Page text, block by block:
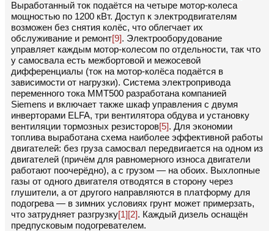
Выработанный ток подаётся на четыре мотор-колеса
мощностью по 1200 кВт. Доступ к электродвигателям
возможен без снятия колёс, что облегчает их
обслуживание и ремонт[9]. Электрооборудование
управляет каждым мотор-колесом по отдельности, так что
у самосвала есть межбортовой и межосевой
дифференциалы (ток на мотор-колёса подаётся в
зависимости от нагрузки). Система электропривода
переменного тока ММТ500 разработана компанией
Siemens и включает также шкаф управления с двумя
инверторами ELFA, три вентилятора обдува и установку
вентиляции тормозных резисторов[5]. Для экономии
топлива выработана схема наиболее эффективной работы
двигателей: без груза самосвал передвигается на одном из
двигателей (причём для равномерного износа двигатели
работают поочерёдно), а с грузом — на обоих. Выхлопные
газы от одного двигателя отводятся в сторону через
глушители, а от другого направляются в платформу для
подогрева — в зимних условиях грунт может примерзать,
что затрудняет разгрузку[1] [2]. Каждый дизель оснащён
предпусковым подогревателем.